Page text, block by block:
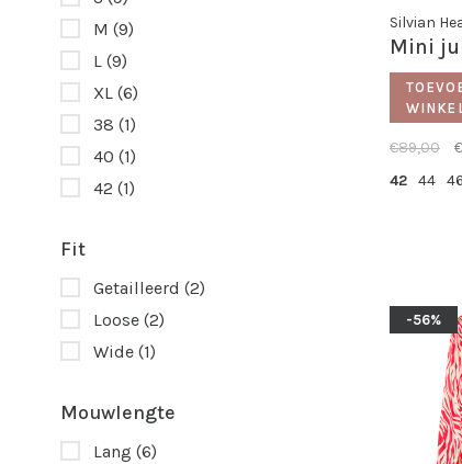
M (9)
L (9)
XL (6)
38 (1)
40 (1)
42 (1)
Fit
Getailleerd (2)
Loose (2)
Wide (1)
Mouwlengte
Lang (6)
Silvian
Mini
€89,00
42 44 46
-56%